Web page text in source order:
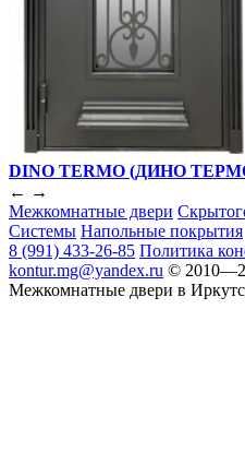
DINO TERMO (ДИНО
← →
Межкомнатные двери
Системы Напольные покрытия
8 (991) 433-26-85 Политика
kontur.mg@yandex.ru ©
Межкомнатные двери в